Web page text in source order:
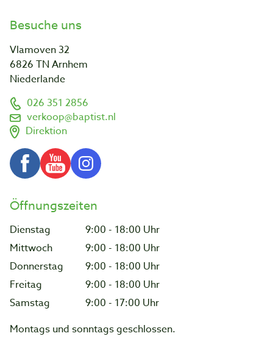
Besuche uns
Vlamoven 32
6826 TN Arnhem
Niederlande
026 351 2856
verkoop@baptist.nl
Direktion
Öffnungszeiten
Dienstag
9:00 - 18:00 Uhr
Mittwoch
9:00 - 18:00 Uhr
Donnerstag
9:00 - 18:00 Uhr
Freitag
9:00 - 18:00 Uhr
Samstag
9:00 - 17:00 Uhr
Montags und sonntags geschlossen.